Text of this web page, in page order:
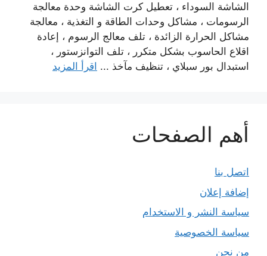
الشاشة السوداء ، تعطيل كرت الشاشة وحدة معالجة
الرسومات ، مشاكل وحدات الطاقة و التغذية ، معالجة
مشاكل الحرارة الزائدة ، تلف معالج الرسوم ، إعادة
اقلاع الحاسوب بشكل متكرر ، تلف التوانزستور ،
استبدال بور سبلاي ، تنظيف مآخذ ... اقرأ المزيد
أهم الصفحات
اتصل بنا
إضافة إعلان
سياسة النشر و الاستخدام
سياسة الخصوصية
من نحن